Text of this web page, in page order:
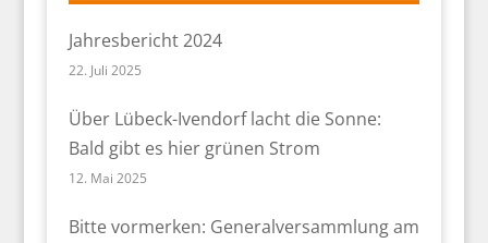
Jahresbericht 2024
22. Juli 2025
Über Lübeck-Ivendorf lacht die Sonne:
Bald gibt es hier grünen Strom
12. Mai 2025
Bitte vormerken: Generalversammlung am